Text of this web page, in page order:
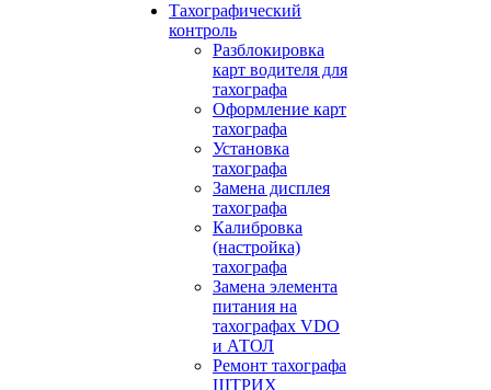
Тахографический
контроль
Разблокировка
карт водителя для
тахографа
Оформление карт
тахографа
Установка
тахографа
Замена дисплея
тахографа
Калибровка
(настройка)
тахографа
Замена элемента
питания на
тахографах VDO
и АТОЛ
Ремонт тахографа
ШТРИХ